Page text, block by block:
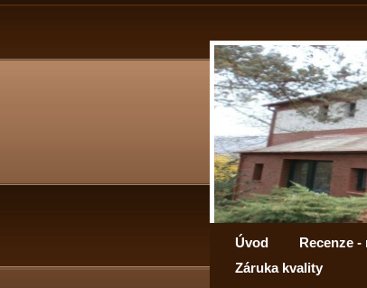
Úvod Recenze
Záruka kvality